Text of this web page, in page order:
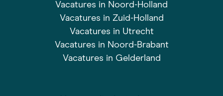
Vacatures in Noord-Holland
Vacatures in Zuid-Holland
Vacatures in Utrecht
Vacatures in Noord-Brabant
Vacatures in Gelderland